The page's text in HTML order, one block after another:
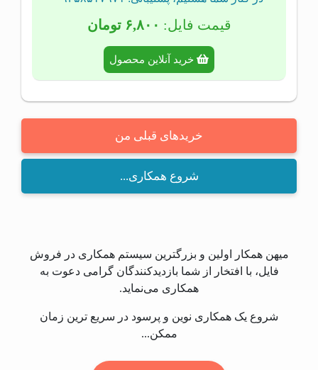
قیمت فایل: ۶,۸۰۰ تومان
خرید آنلاین محصول
خریدهای قبلی من
شروع همکاری...
میهن همکار اولین و بزرگترین سیستم همکاری در فروش
فایل، با افتخار از شما بازدیدکنندگان گرامی دعوت به
همکاری می‌نماید.
شروع یک همکاری نوین و پرسود در سریع ترین زمان
ممکن...